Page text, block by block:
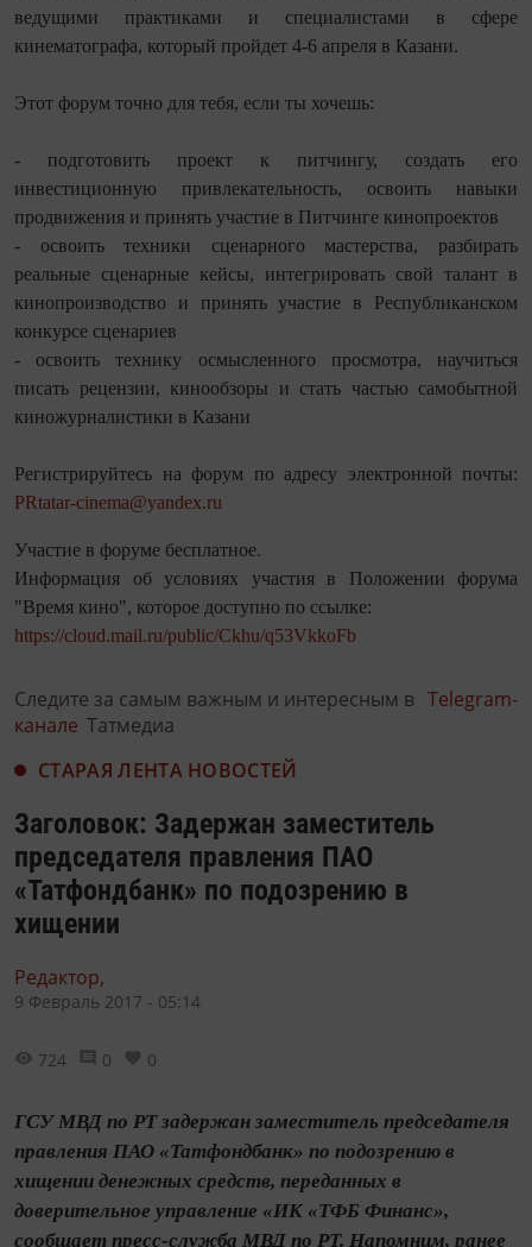
ведущими практиками и специалистами в сфере
кинематографа, который пройдет 4-6 апреля в Казани.
Этот форум точно для тебя, если ты хочешь:
- подготовить проект к питчингу, создать его
инвестиционную привлекательность, освоить навыки
продвижения и принять участие в Питчинге кинопроектов
- освоить техники сценарного мастерства, разбирать
реальные сценарные кейсы, интегрировать свой талант в
кинопроизводство и принять участие в Республиканском
конкурсе сценариев
- освоить технику осмысленного просмотра, научиться
писать рецензии, кинообзоры и стать частью самобытной
киножурналистики в Казани
Регистрируйтесь на форум по адресу электронной почты:
PRtatar-cinema@yandex.ru
Участие в форуме бесплатное.
Информация об условиях участия в Положении форума
"Время кино", которое доступно по ссылке:
https://cloud.mail.ru/public/Ckhu/q53VkkoFb
Следите за самым важным и интересным в Telegram-
канале Татмедиа
СТАРАЯ ЛЕНТА НОВОСТЕЙ
Заголовок: Задержан заместитель
председателя правления ПАО
«Татфондбанк» по подозрению в
хищении
Редактор,
9 Февраль 2017 - 05:14
724 0 0
ГСУ МВД по РТ задержан заместитель председателя
правления ПАО «Татфондбанк» по подозрению в
хищении денежных средств, переданных в
доверительное управление «ИК «ТФБ Финанс»,
сообщает пресс-служба МВД по РТ. Напомним, ранее